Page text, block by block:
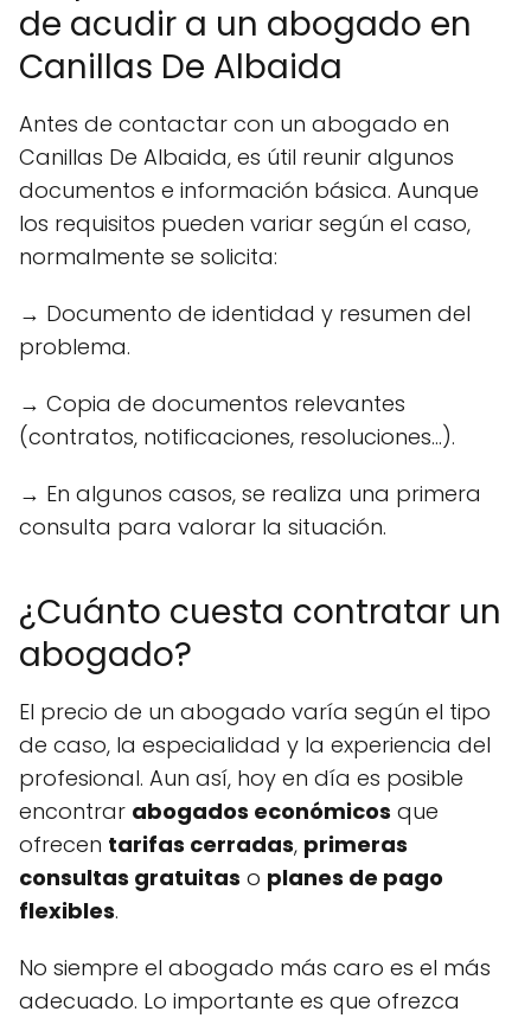
de acudir a un abogado en
Canillas De Albaida
Antes de contactar con un abogado en
Canillas De Albaida, es útil reunir algunos
documentos e información básica. Aunque
los requisitos pueden variar según el caso,
normalmente se solicita:
→ Documento de identidad y resumen del
problema.
→ Copia de documentos relevantes
(contratos, notificaciones, resoluciones...).
→ En algunos casos, se realiza una primera
consulta para valorar la situación.
¿Cuánto cuesta contratar un
abogado?
El precio de un abogado varía según el tipo
de caso, la especialidad y la experiencia del
profesional. Aun así, hoy en día es posible
encontrar abogados económicos que
ofrecen tarifas cerradas, primeras
consultas gratuitas o planes de pago
flexibles.
No siempre el abogado más caro es el más
adecuado. Lo importante es que ofrezca